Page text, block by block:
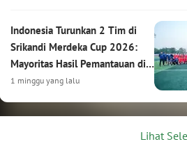
Indonesia Turunkan 2 Tim di
Srikandi Merdeka Cup 2026:
Mayoritas Hasil Pemantauan di
HYDROPLUS Soccer League
1 minggu yang lalu
Lihat